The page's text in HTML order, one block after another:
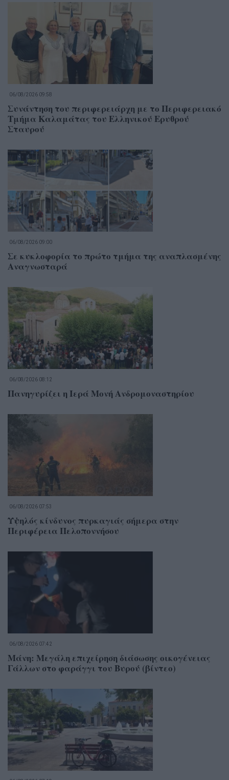
06/08/2026 09:58
Συνάντηση του περιφερειάρχη με το Περιφερειακό
Τμήμα Καλαμάτας του Ελληνικού Ερυθρού
Σταυρού
06/08/2026 09:00
Σε κυκλοφορία το πρώτο τμήμα της αναπλασμένης
Αναγνωσταρά
06/08/2026 08:12
Πανηγυρίζει η Ιερά Μονή Ανδρομοναστηρίου
06/08/2026 07:53
Υψηλός κίνδυνος πυρκαγιάς σήμερα στην
Περιφέρεια Πελοποννήσου
06/08/2026 07:42
Μάνη: Μεγάλη επιχείρηση διάσωσης οικογένειας
Γάλλων στο φαράγγι του Βυρού (βίντεο)